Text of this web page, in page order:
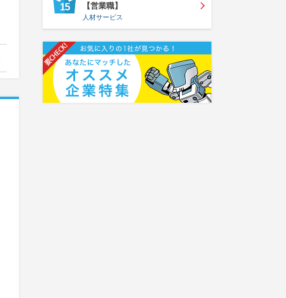
15
【営業職】
人材サービス